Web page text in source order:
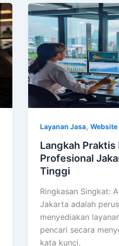
Layanan Jasa,Website
Langkah Praktis
Profesional
Tinggi
Ringkasan Singkat:
Jakarta adalah
menyediakan
pencari secara
kata kunci,